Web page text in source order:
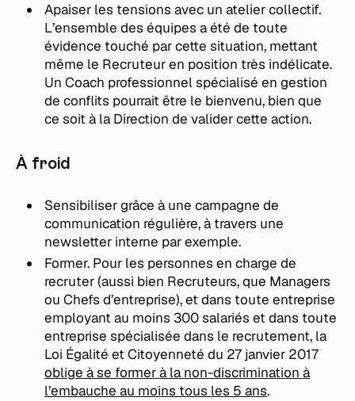
Apaiser les tensions avec un atelier collectif.
L’ensemble des équipes a été de toute
évidence touché par cette situation, mettant
même le Recruteur en position très indélicate.
Un Coach professionnel spécialisé en gestion
de conflits pourrait être le bienvenu, bien que
ce soit à la Direction de valider cette action.
À froid
Sensibiliser grâce à une campagne de
communication régulière, à travers une
newsletter interne par exemple.
Former. Pour les personnes en charge de
recruter (aussi bien Recruteurs, que Managers
ou Chefs d’entreprise), et dans toute entreprise
employant au moins 300 salariés et dans toute
entreprise spécialisée dans le recrutement, la
Loi Égalité et Citoyenneté du 27 janvier 2017
oblige à se former à la non-discrimination à
l’embauche au moins tous les 5 ans.